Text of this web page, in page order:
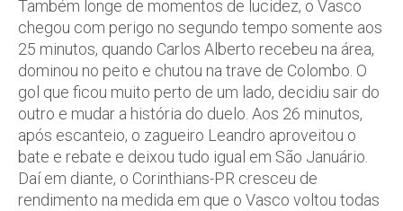
Também longe de momentos de lucidez, o Vasco
chegou com perigo no segundo tempo somente aos
25 minutos, quando Carlos Alberto recebeu na área,
dominou no peito e chutou na trave de Colombo. O
gol que ficou muito perto de um lado, decidiu sair do
outro e mudar a história do duelo. Aos 26 minutos,
após escanteio, o zagueiro Leandro aproveitou o
bate e rebate e deixou tudo igual em São Januário.
Daí em diante, o Corinthians-PR cresceu de
rendimento na medida em que o Vasco voltou todas